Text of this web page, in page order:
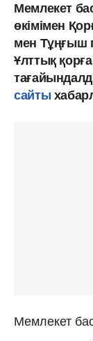
Мемлекет
өкімімен
мен Тұңғыш
Ұлттық
сайты
Мемлекет